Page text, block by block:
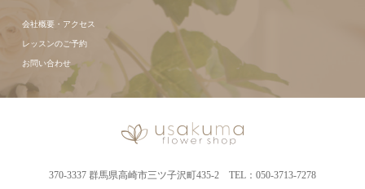
会社概要・アクセス
レッスンのご予約
お問い合わせ
370-3337 群馬県高崎市三ツ子沢町435-2 TEL：050-3713-7278